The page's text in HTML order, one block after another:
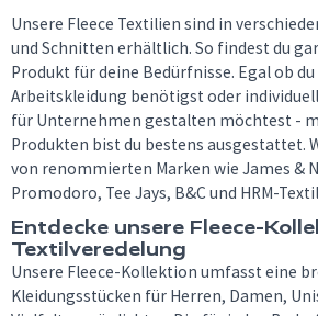
Unsere Fleece Textilien sind in
und Schnitten erhältlich. So findest du
Produkt für deine Bedürfnisse. Egal ob
Arbeitskleidung benötigst oder
für Unternehmen gestalten möchtest -
Produkten bist du bestens ausgestattet.
von renommierten Marken wie James &
Promodoro, Tee Jays, B&C und HRM-
Entdecke unsere Fleece-
Textilveredelung
Unsere Fleece-Kollektion umfasst eine
Kleidungsstücken für Herren, Damen,